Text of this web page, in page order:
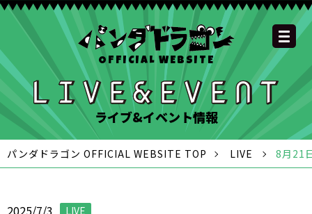
OFFICIAL WEBSITEOFFICIAL SITE TOP
NEWS MEMBER
SCHEDULE DISCOGRAPHY
GOODS
FAQ CONTACT
YOUTUBE
CHANNEL
INSTAGRAM
OFFICIAL
TWITTER
OFFICIAL LINE
ACCOUNT
OFFICIAL
TIKTOK
ライブ&イベント情報
パンダドラゴン OFFICIAL WEBSITE TOP LIVE 8⽉21
2025/7/3 LIVE